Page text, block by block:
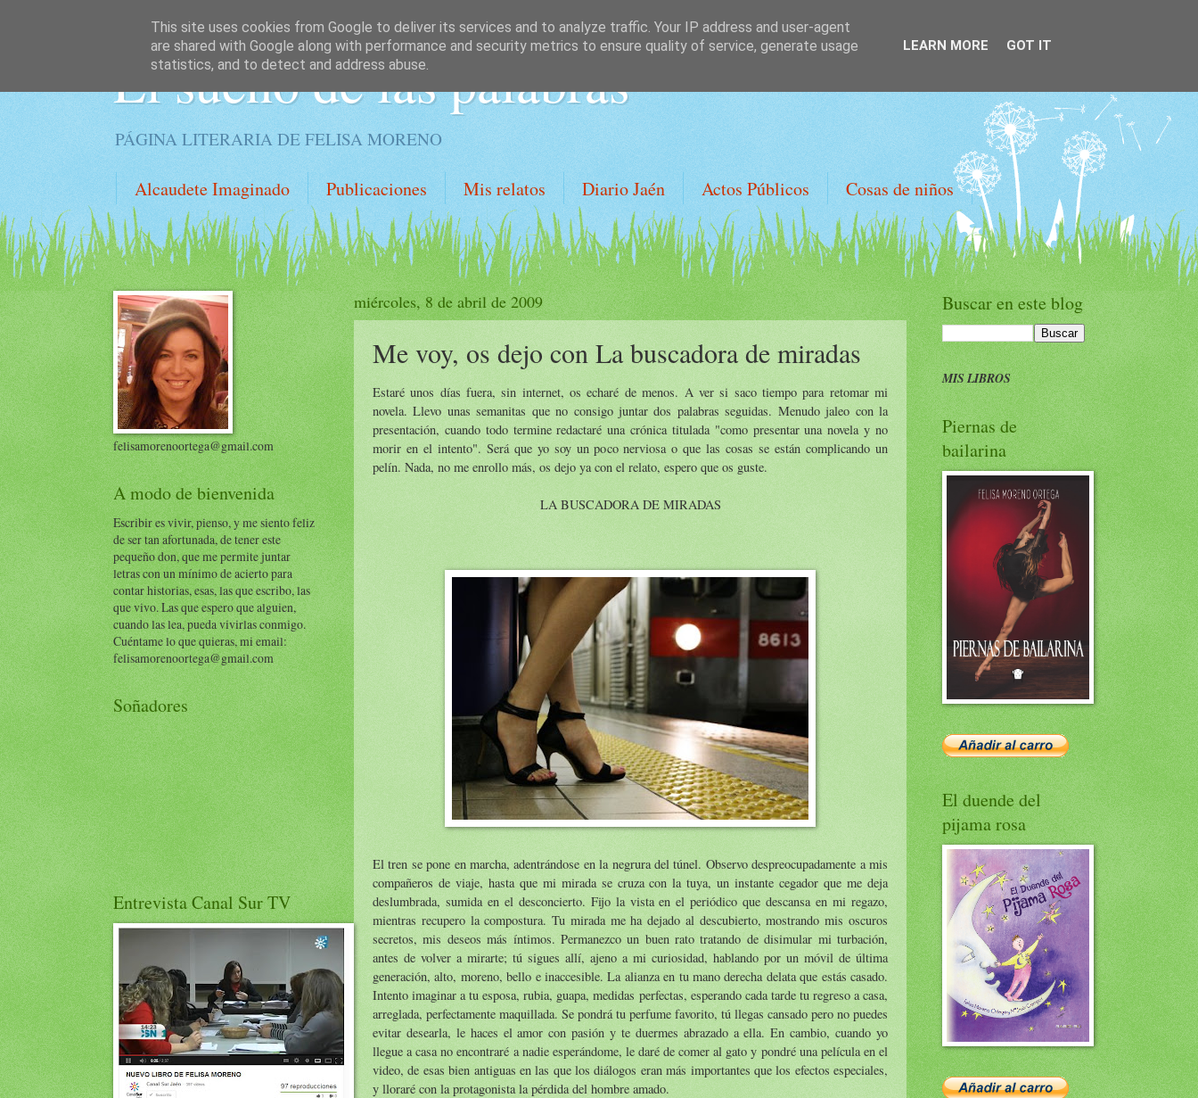
El sueño de las palabras
PÁGINA LITERARIA DE FELISA MORENO
Alcaudete Imaginado Publicaciones Mis relatos Diario Jaén Actos Públicos Cosas de niños
miércoles, 8 de abril de 2009
Me voy, os dejo con La buscadora de miradas
Estaré unos días fuera, sin internet, os echaré de menos. A ver si saco tiempo para retomar mi
novela. Llevo unas semanitas que no consigo juntar dos palabras seguidas. Menudo jaleo con la
presentación, cuando todo termine redactaré una crónica titulada "como presentar una novela y no
morir en el intento". Será que yo soy un poco nerviosa o que las cosas se están complicando un
pelín. Nada, no me enrollo más, os dejo ya con el relato, espero que os guste.
LA BUSCADORA DE MIRADAS
El tren se pone en marcha, adentrándose en la negrura del túnel. Observo despreocupadamente a mis
compañeros de viaje, hasta que mi mirada se cruza con la tuya, un instante cegador que me deja
deslumbrada, sumida en el desconcierto. Fijo la vista en el periódico que descansa en mi regazo,
mientras recupero la compostura. Tu mirada me ha dejado al descubierto, mostrando mis oscuros
secretos, mis deseos más íntimos. Permanezco un buen rato tratando de disimular mi turbación,
antes de volver a mirarte; tú sigues allí, ajeno a mi curiosidad, hablando por un móvil de última
generación, alto, moreno, bello e inaccesible. La alianza en tu mano derecha delata que estás casado.
Intento imaginar a tu esposa, rubia, guapa, medidas perfectas, esperando cada tarde tu regreso a casa,
arreglada, perfectamente maquillada. Se pondrá tu perfume favorito, tú llegas cansado pero no puedes
evitar desearla, le haces el amor con pasión y te duermes abrazado a ella. En cambio, cuando yo
llegue a casa no encontraré a nadie esperándome, le daré de comer al gato y pondré una película en el
video, de esas bien antiguas en las que los diálogos eran más importantes que los efectos especiales,
y lloraré con la protagonista la pérdida del hombre amado.
felisamorenoortega@gmail.com
A modo de bienvenida
Escribir es vivir, pienso, y me siento feliz
de ser tan afortunada, de tener este
pequeño don, que me permite juntar
letras con un mínimo de acierto para
contar historias, esas, las que escribo, las
que vivo. Las que espero que alguien,
cuando las lea, pueda vivirlas conmigo.
Cuéntame lo que quieras, mi email:
felisamorenoortega@gmail.com
Soñadores
Entrevista Canal Sur TV
Buscar en este blog
MIS LIBROS
Piernas de
bailarina
El duende del
pijama rosa
This site uses cookies from Google to deliver its services and to analyze traffic. Your IP address and user-agent
are shared with Google along with performance and security metrics to ensure quality of service, generate usage
statistics, and to detect and address abuse.
LEARN MORE GOT IT